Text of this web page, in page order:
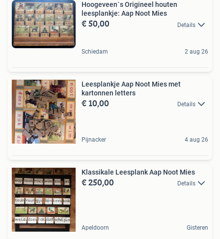
Hoogeveen´s Origineel houten
leesplankje: Aap Noot Mies
€ 50,00 Details
Schiedam 2 aug 26
Leesplankje Aap Noot Mies met
kartonnen letters
€ 10,00 Details
Pijnacker 4 aug 26
Klassikale Leesplank Aap Noot Mies
€ 250,00 Details
Apeldoorn Gisteren